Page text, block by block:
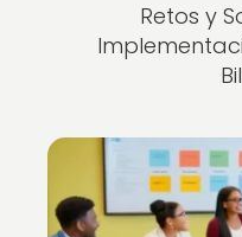
Retos y